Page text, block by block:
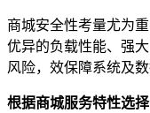
商城安全性考量尤为
优异的负载性能、强
风险，效保障系统及
根据商城服务特性选择